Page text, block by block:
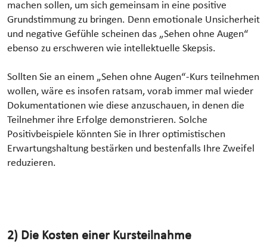
machen sollen, um sich gemeinsam in eine positive
Grundstimmung zu bringen. Denn emotionale Unsicherheit
und negative Gefühle scheinen das „Sehen ohne Augen“
ebenso zu erschweren wie intellektuelle Skepsis.
Sollten Sie an einem „Sehen ohne Augen“-Kurs teilnehmen
wollen, wäre es insofen ratsam, vorab immer mal wieder
Dokumentationen wie diese anzuschauen, in denen die
Teilnehmer ihre Erfolge demonstrieren. Solche
Positivbeispiele könnten Sie in Ihrer optimistischen
Erwartungshaltung bestärken und bestenfalls Ihre Zweifel
reduzieren.
2) Die Kosten einer Kursteilnahme